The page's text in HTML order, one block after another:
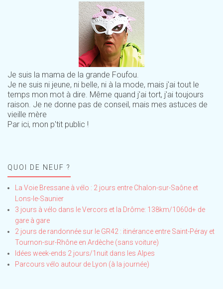
Je suis la mama de la grande Foufou.
Je ne suis ni jeune, ni belle, ni à la mode, mais j'ai tout le
temps mon mot à dire. Même quand j'ai tort, j'ai toujours
raison. Je ne donne pas de conseil, mais mes astuces de
vieille mère
Par ici, mon p'tit public !
QUOI DE NEUF ?
La Voie Bressane à vélo : 2 jours entre Chalon-sur-Saône et
Lons-le-Saunier
3 jours à vélo dans le Vercors et la Drôme: 138km/1060d+ de
gare à gare
2 jours de randonnée sur le GR42 : itinérance entre Saint-Péray et
Tournon-sur-Rhône en Ardèche (sans voiture)
Idées week-ends 2 jours/1nuit dans les Alpes
Parcours vélo autour de Lyon (à la journée)